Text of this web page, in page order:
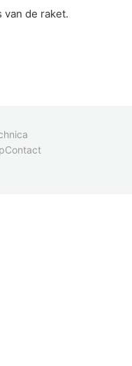
van de raket.
Contact